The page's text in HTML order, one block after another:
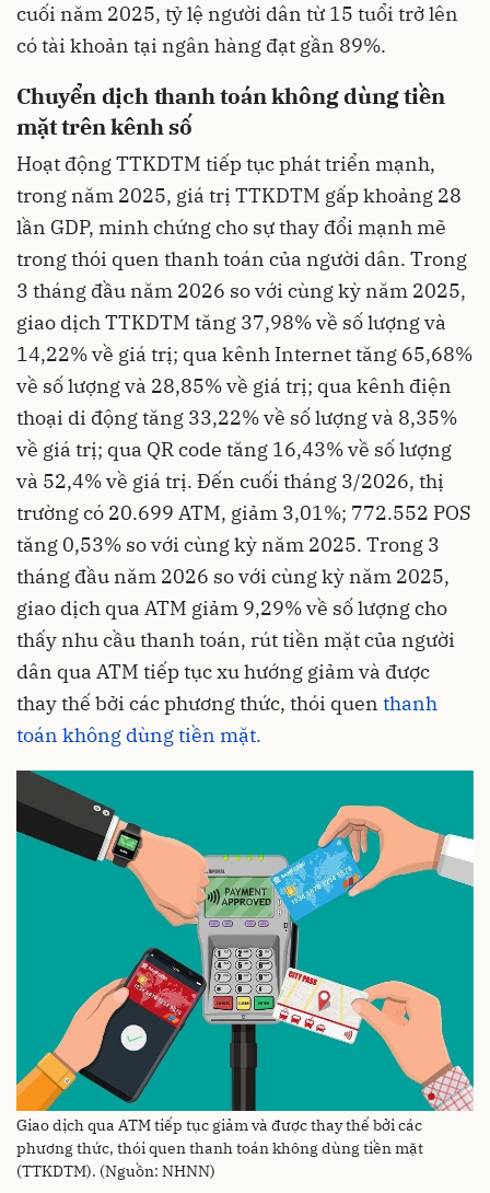
cuối năm 2025, tỷ lệ người dân từ 15 tuổi trở lên
có tài khoản tại ngân hàng đạt gần 89%.
Chuyển dịch thanh toán không dùng tiền
mặt trên kênh số
Hoạt động TTKDTM tiếp tục phát triển mạnh,
trong năm 2025, giá trị TTKDTM gấp khoảng 28
lần GDP, minh chứng cho sự thay đổi mạnh mẽ
trong thói quen thanh toán của người dân. Trong
3 tháng đầu năm 2026 so với cùng kỳ năm 2025,
giao dịch TTKDTM tăng 37,98% về số lượng và
14,22% về giá trị; qua kênh Internet tăng 65,68%
về số lượng và 28,85% về giá trị; qua kênh điện
thoại di động tăng 33,22% về số lượng và 8,35%
về giá trị; qua QR code tăng 16,43% về số lượng
và 52,4% về giá trị. Đến cuối tháng 3/2026, thị
trường có 20.699 ATM, giảm 3,01%; 772.552 POS
tăng 0,53% so với cùng kỳ năm 2025. Trong 3
tháng đầu năm 2026 so với cùng kỳ năm 2025,
giao dịch qua ATM giảm 9,29% về số lượng cho
thấy nhu cầu thanh toán, rút tiền mặt của người
dân qua ATM tiếp tục xu hướng giảm và được
thay thế bởi các phương thức, thói quen thanh
toán không dùng tiền mặt.
Giao dịch qua ATM tiếp tục giảm và được thay thế bởi các
phương thức, thói quen thanh toán không dùng tiền mặt
(TTKDTM). (Nguồn: NHNN)